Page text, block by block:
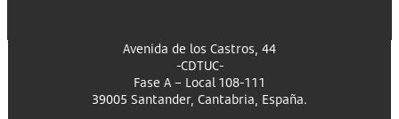
Avenida de los Castros, 44
-CDTUC-
Fase A – Local 108-111
39005 Santander, Cantabria, España.